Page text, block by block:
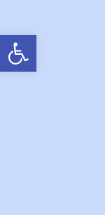
Otwórz pasek narzędzi